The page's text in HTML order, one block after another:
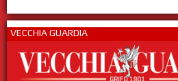
VECCHIA GUARDIA